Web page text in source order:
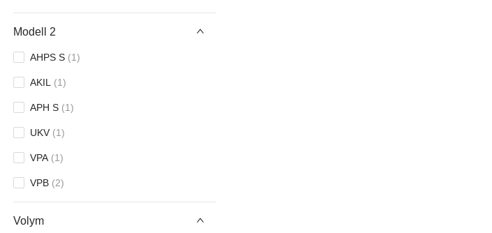
Modell 2
AHPS S (1)
AKIL (1)
APH S (1)
UKV (1)
VPA (1)
VPB (2)
Volym